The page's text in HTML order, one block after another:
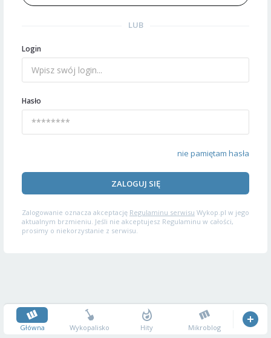
LUB
Login
Hasło
nie pamiętam hasła
ZALOGUJ SIĘ
Zalogowanie oznacza akceptację Regulaminu serwisu Wykop.pl w jego
aktualnym brzmieniu. Jeśli nie akceptujesz Regulaminu w całości,
prosimy o niekorzystanie z serwisu.
Główna Wykopalisko Hity Mikroblog